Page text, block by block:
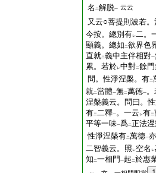
名 二解脱一 云云
又云○菩提則波若
今按。總別有レ二。
顯義。總如 二欲界色
直就二義中主伴相對一
累。若於レ中對二餘
問。性淨涅槃。有二
就二當體一無二萬徳一。
涅槃義云。問曰。
有二二釋一。一云 レ有二
平等一味一爲二正法
性淨涅槃有二萬徳一
二智義云。照 レ空名 レ
知 二一相門 一起 二於惠